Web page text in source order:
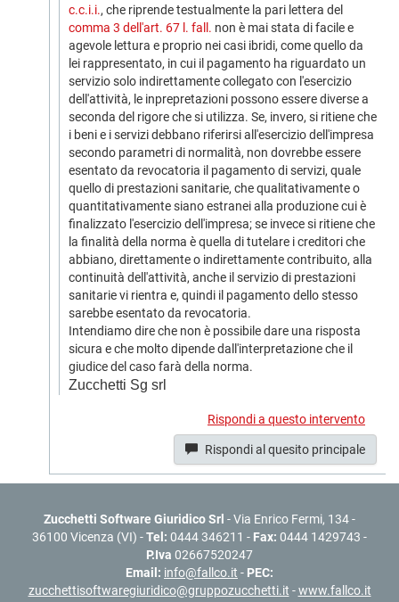
c.c.i.i., che riprende testualmente la pari lettera del
comma 3 dell'art. 67 l. fall. non è mai stata di facile e
agevole lettura e proprio nei casi ibridi, come quello da
lei rappresentato, in cui il pagamento ha riguardato un
servizio solo indirettamente collegato con l'esercizio
dell'attività, le inprepretazioni possono essere diverse a
seconda del rigore che si utilizza. Se, invero, si ritiene che
i beni e i servizi debbano riferirsi all'esercizio dell'impresa
secondo parametri di normalità, non dovrebbe essere
esentato da revocatoria il pagamento di servizi, quale
quello di prestazioni sanitarie, che qualitativamente o
quantitativamente siano estranei alla produzione cui è
finalizzato l'esercizio dell'impresa; se invece si ritiene che
la finalità della norma è quella di tutelare i creditori che
abbiano, direttamente o indirettamente contribuito, alla
continuità dell'attività, anche il servizio di prestazioni
sanitarie vi rientra e, quindi il pagamento dello stesso
sarebbe esentato da revocatoria.
Intendiamo dire che non è possibile dare una risposta
sicura e che molto dipende dall'interpretazione che il
giudice del caso farà della norma.
Zucchetti Sg srl
Rispondi a questo intervento
Rispondi al quesito principale
Zucchetti Software Giuridico Srl - Via Enrico Fermi, 134 -
36100 Vicenza (VI) -Tel: 0444 346211 - Fax: 0444 1429743 -
P.Iva 02667520247
Email: info@fallco.it - PEC:
zucchettisoftwaregiuridico@gruppozucchetti.it -www.fallco.it